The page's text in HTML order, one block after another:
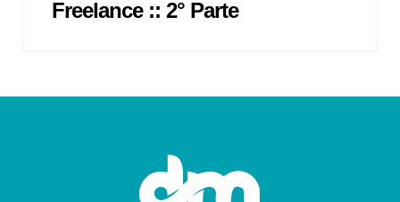
Freelance :: 2° Parte